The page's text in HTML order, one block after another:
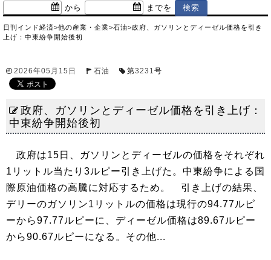
から
までを
日刊インド経済>他の産業・企業>石油>政府、ガソリンとディーゼル価格を引き
上げ：中東紛争開始後初
2026年05月15日 石油 第3231号
政府、ガソリンとディーゼル価格を引き上げ：
中東紛争開始後初
政府は15日、ガソリンとディーゼルの価格をそれぞれ
1リットル当たり3ルピー引き上げた。中東紛争による国
際原油価格の高騰に対応するため。 引き上げの結果、
デリーのガソリン1リットルの価格は現行の94.77ルピ
ーから97.77ルピーに、ディーゼル価格は89.67ルピー
から90.67ルピーになる。その他...